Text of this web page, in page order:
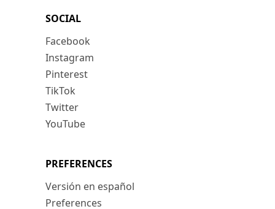
SOCIAL
Facebook
Instagram
Pinterest
TikTok
Twitter
YouTube
PREFERENCES
Versión en español
Preferences